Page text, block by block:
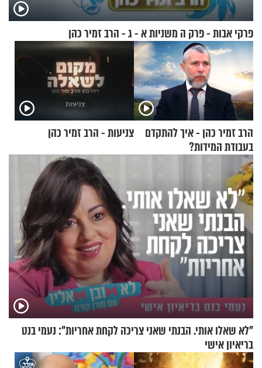
פרקי אבות - פרק ה משניות א - ג - הרב זמיר כהן
הרב זמיר כהן - איך להתקדם
בעבודת המידות?
צניעות - הרב זמיר כהן
"לא שאלו אותי. הבנתי שאני צריכה לקחת אחריות": נעמי בנט
בריאיון אישי